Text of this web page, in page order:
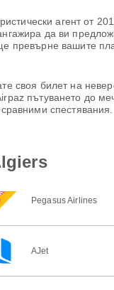
агент от
да ви
превърне вашите
своя билет на
пътуването до
спестявания.
Pegasus Airlines
AJet